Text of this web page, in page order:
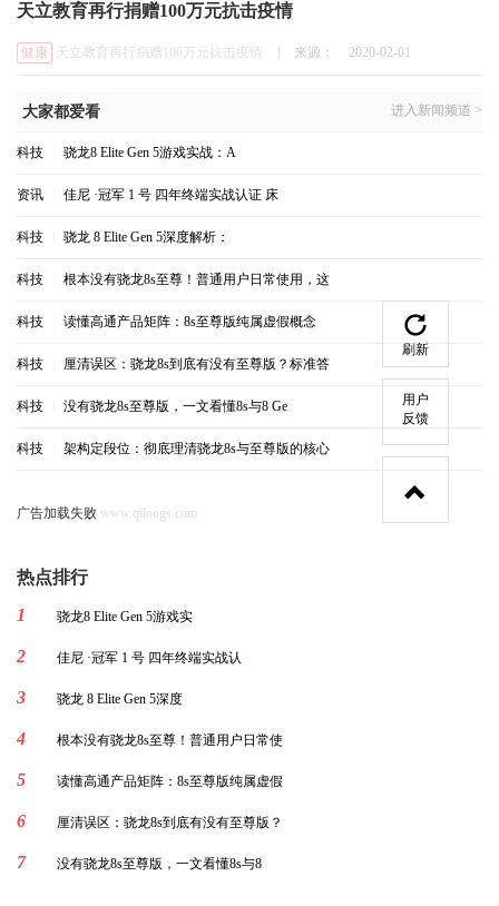
天立教育再行捐赠100万元抗击疫情
健康 天立教育再行捐赠100万元抗击疫情 来源： 2020-02-01
大家都爱看 进入新闻频道 >
科技 骁龙8 Elite Gen 5游戏实战：A
资讯 佳尼 ·冠军 1 号 四年终端实战认证 床
科技 骁龙 8 Elite Gen 5深度解析：
科技 根本没有骁龙8s至尊！普通用户日常使用，这
科技 读懂高通产品矩阵：8s至尊版纯属虚假概念
科技 厘清误区：骁龙8s到底有没有至尊版？标准答
科技 没有骁龙8s至尊版，一文看懂8s与8 Ge
科技 架构定段位：彻底理清骁龙8s与至尊版的核心
广告加载失败 www.qilongs.com
热点排行
1
骁龙8 Elite Gen 5游戏实
2 佳尼 ·冠军 1 号 四年终端实战认
3 骁龙 8 Elite Gen 5深度
4 根本没有骁龙8s至尊！普通用户日常使
5 读懂高通产品矩阵：8s至尊版纯属虚假
6 厘清误区：骁龙8s到底有没有至尊版？
7 没有骁龙8s至尊版，一文看懂8s与8
刷新
用户
反馈